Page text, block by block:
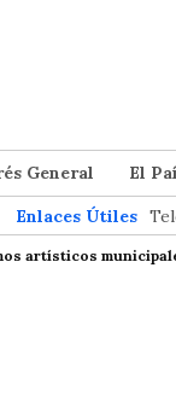
General El
Enlaces Útiles
artísticos